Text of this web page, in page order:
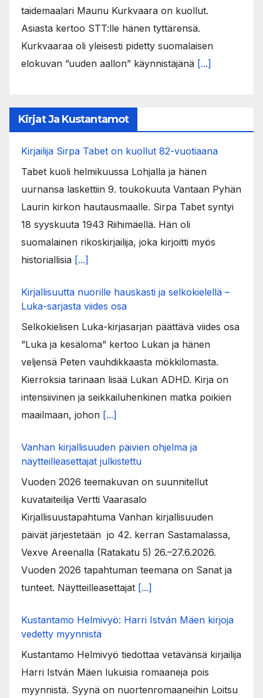
taidemaalari Maunu Kurkvaara on kuollut.
Asiasta kertoo STT:lle hänen tyttärensä.
Kurkvaaraa oli yleisesti pidetty suomalaisen
elokuvan ”uuden aallon” käynnistäjänä [...]
Kirjat Ja Kustantamot
Kirjailija Sirpa Tabet on kuollut 82-vuotiaana
Tabet kuoli helmikuussa Lohjalla ja hänen
uurnansa laskettiin 9. toukokuuta Vantaan Pyhän
Laurin kirkon hautausmaalle. Sirpa Tabet syntyi
18 syyskuuta 1943 Riihimäellä. Hän oli
suomalainen rikoskirjailija, joka kirjoitti myös
historiallisia [...]
Kirjallisuutta nuorille hauskasti ja selkokielellä –
Luka-sarjasta viides osa
Selkokielisen Luka-kirjasarjan päättävä viides osa
”Luka ja kesäloma” kertoo Lukan ja hänen
veljensä Peten vauhdikkaasta mökkilomasta.
Kierroksia tarinaan lisää Lukan ADHD. Kirja on
intensiivinen ja seikkailuhenkinen matka poikien
maailmaan, johon [...]
Vanhan kirjallisuuden päivien ohjelma ja
näytteilleasettajat julkistettu
Vuoden 2026 teemakuvan on suunnitellut
kuvataiteilija Vertti Vaarasalo
Kirjallisuustapahtuma Vanhan kirjallisuuden
päivät järjestetään jo 42. kerran Sastamalassa,
Vexve Areenalla (Ratakatu 5) 26.–27.6.2026.
Vuoden 2026 tapahtuman teemana on Sanat ja
tunteet. Näytteilleasettajat [...]
Kustantamo Helmivyö: Harri István Mäen kirjoja
vedetty myynnistä
Kustantamo Helmivyö tiedottaa vetävänsä kirjailija
Harri István Mäen lukuisia romaaneja pois
myynnistä. Syynä on nuortenromaaneihin Loitsu